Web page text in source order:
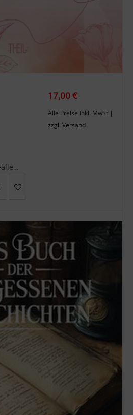
'Ungelöste oder gelöste Fälle? Was hörst oder schaust du lieber?', wollte ich wissen.'Ungelöste.'...
17,00 €
Alle Preise inkl. MwSt |
zzgl. Versand